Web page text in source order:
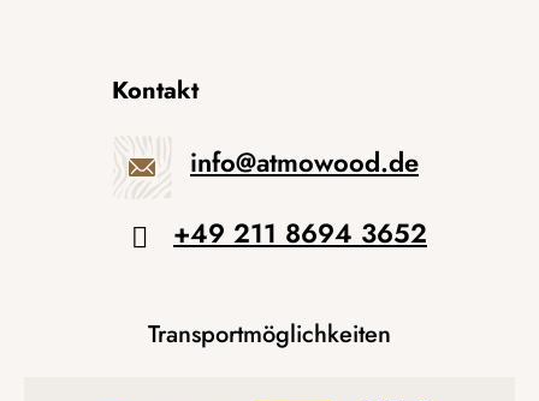
Kontakt
info@atmowood.de
+49 211 8694 3652
Transportmöglichkeiten